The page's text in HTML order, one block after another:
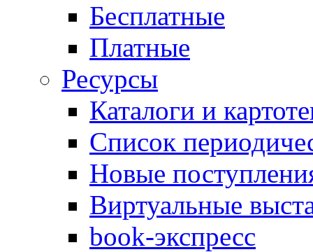
Бесплатные
Платные
Ресурсы
Каталоги и
Список
Новые
Виртуальные
book-экспресс